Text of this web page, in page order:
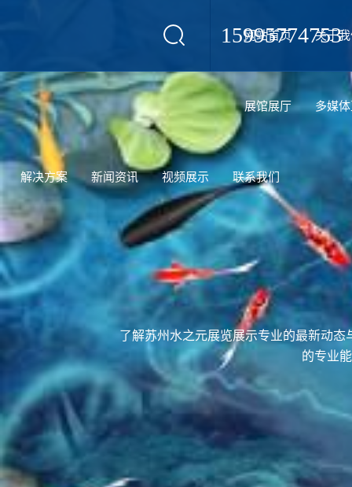
15995774753
网站首页 关于
展馆展厅 多媒
解决方案 新闻资讯 视频展示 联系我们
了解苏州水之元展览展示专业的最新动
的专业